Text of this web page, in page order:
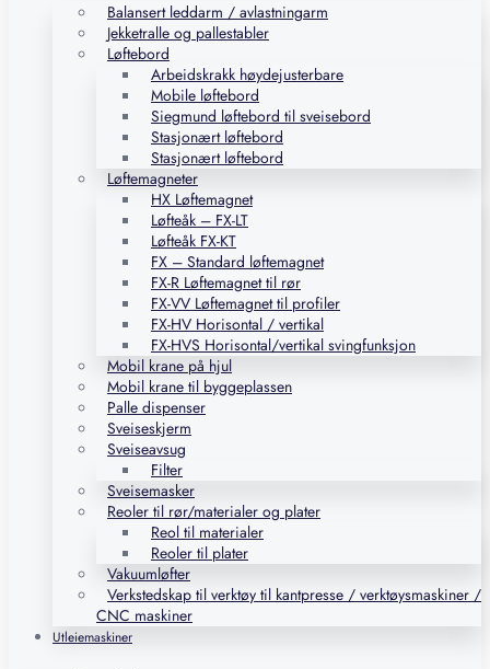
Balansert leddarm / avlastningarm
Jekketralle og pallestabler
Løftebord
Arbeidskrakk høydejusterbare
Mobile løftebord
Siegmund løftebord til sveisebord
Stasjonært løftebord
Stasjonært løftebord
Løftemagneter
HX Løftemagnet
Løfteåk – FX-LT
Løfteåk FX-KT
FX – Standard løftemagnet
FX-R Løftemagnet til rør
FX-VV Løftemagnet til profiler
FX-HV Horisontal / vertikal
FX-HVS Horisontal/vertikal svingfunksjon
Mobil krane på hjul
Mobil krane til byggeplassen
Palle dispenser
Sveiseskjerm
Sveiseavsug
Filter
Sveisemasker
Reoler til rør/materialer og plater
Reol til materialer
Reoler til plater
Vakuumløfter
Verkstedskap til verktøy til kantpresse / verktøysmaskiner /
CNC maskiner
Utleiemaskiner